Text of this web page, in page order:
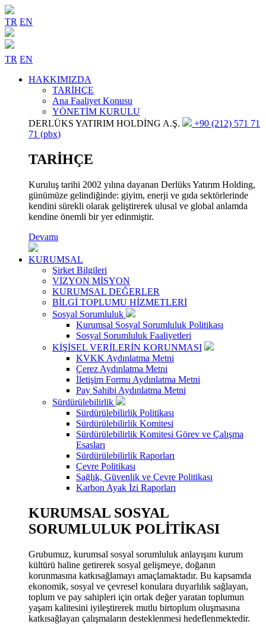
TR EN
TR EN
HAKKIMIZDA
TARİHÇE
Ana Faaliyet Konusu
YÖNETİM KURULU
DERLÜKS YATIRIM HOLDİNG A.Ş.
+90 (212) 571 71
71 (pbx)
TARİHÇE
Kuruluş tarihi 2002 yılına dayanan Derlüks Yatırım Holding,
günümüze gelindiğinde: giyim, enerji ve gıda sektörlerinde
kendini sürekli olarak geliştirerek ulusal ve global anlamda
kendine önemli bir yer edinmiştir.
Devamı
KURUMSAL
Şirket Bilgileri
VİZYON MİSYON
KURUMSAL DEĞERLER
BİLGİ TOPLUMU HİZMETLERİ
Sosyal Sorumluluk
Kurumsal Sosyal Sorumluluk Politikası
Sosyal Sorumluluk Faaliyetleri
KİŞİSEL VERİLERİN KORUNMASI
KVKK Aydınlatma Metni
Çerez Aydınlatma Metni
İletişim Formu Aydınlatma Metni
Pay Sahibi Aydınlatma Metni
Sürdürülebilirlik
Sürdürülebilirlik Politikası
Sürdürülebilirlik Komitesi
Sürdürülebilirlik Komitesi Görev ve Çalışma
Esasları
Sürdürülebilirlik Raporları
Çevre Politikası
Sağlık, Güvenlik ve Çevre Politikası
Karbon Ayak İzi Raporları
KURUMSAL SOSYAL
SORUMLULUK POLİTİKASI
Grubumuz, kurumsal sosyal sorumluluk anlayışını kurum
kültürü haline getirerek sosyal gelişmeye, doğanın
korunmasına katkısağlamayı amaçlamaktadır. Bu kapsamda
ekonomik, sosyal ve çevresel konulara duyarlılık sağlayan,
toplum ve pay sahipleri için ortak değer yaratan toplumun
yaşam kalitesini iyileştirerek mutlu birtoplum oluşmasına
katkısağlayan çalışmaların desteklenmesi hedeflenmektedir.